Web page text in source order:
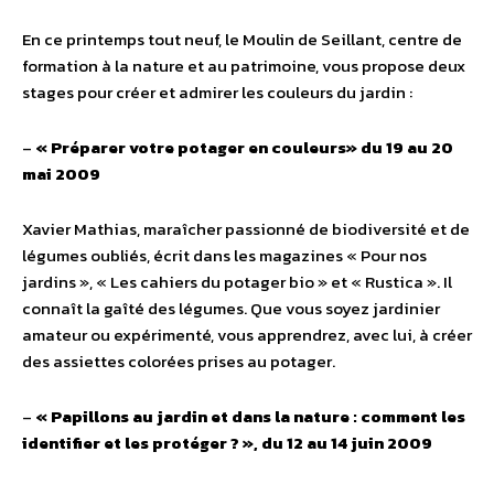
En ce printemps tout neuf, le Moulin de Seillant, centre de
formation à la nature et au patrimoine, vous propose deux
stages pour créer et admirer les couleurs du jardin :
– « Préparer votre potager en couleurs» du 19 au 20
mai 2009
Xavier Mathias, maraîcher passionné de biodiversité et de
légumes oubliés, écrit dans les magazines « Pour nos
jardins », « Les cahiers du potager bio » et « Rustica ». Il
connaît la gaîté des légumes. Que vous soyez jardinier
amateur ou expérimenté, vous apprendrez, avec lui, à créer
des assiettes colorées prises au potager.
– « Papillons au jardin et dans la nature : comment les
identifier et les protéger ? », du 12 au 14 juin 2009